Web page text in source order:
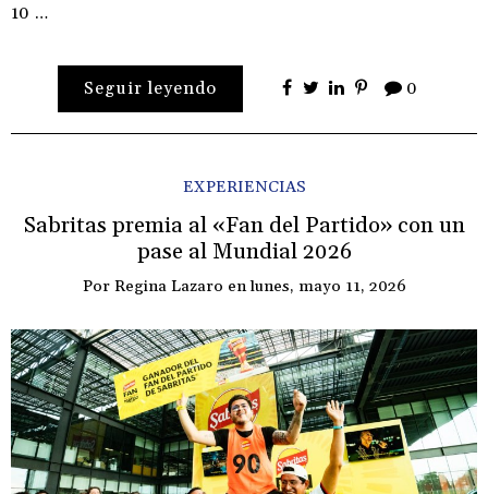
10 …
Seguir leyendo 0
EXPERIENCIAS
Sabritas premia al «Fan del Partido» con un
pase al Mundial 2026
Por Regina Lazaro enlunes, mayo 11, 2026